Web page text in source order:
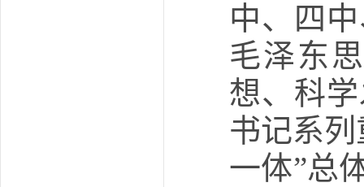
中、四
毛泽东
想、科
书记系
一体”总